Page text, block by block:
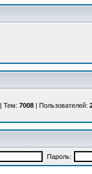
| Тем: 7008 | Пользователей:
Пароль: